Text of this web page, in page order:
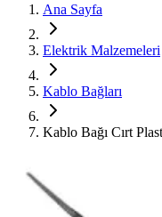
Ana Sayfa
Elektrik Malzemeleri
Kablo Bağları
Kablo Bağı Cırt